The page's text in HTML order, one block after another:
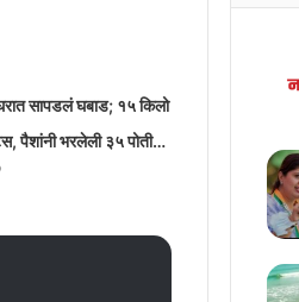
सापडलं घबाड; १५ किलो
पैशांनी भरलेली ३५ पोती…